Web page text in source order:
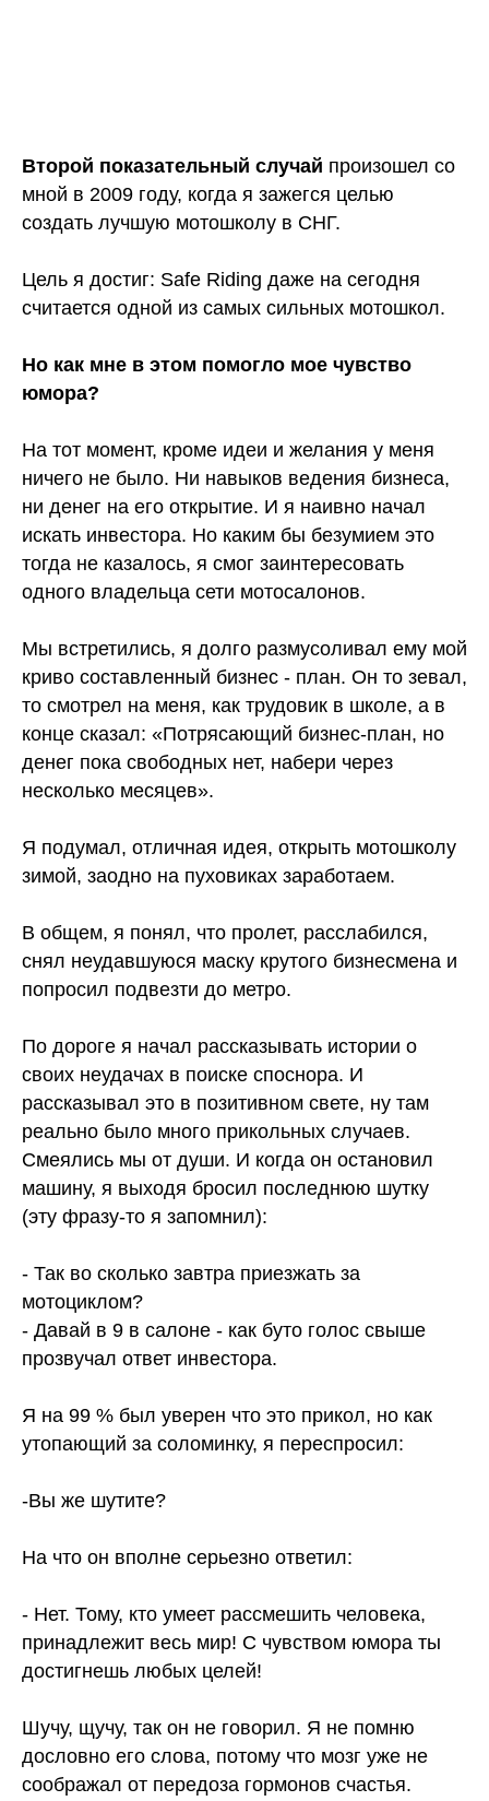
Второй показательный случай произошел со
мной в 2009 году, когда я зажегся целью
создать лучшую мотошколу в СНГ.
Цель я достиг: Safe Riding даже на сегодня
считается одной из самых сильных мотошкол.
Но как мне в этом помогло мое чувство
юмора?
На тот момент, кроме идеи и желания у меня
ничего не было. Ни навыков ведения бизнеса,
ни денег на его открытие. И я наивно начал
искать инвестора. Но каким бы безумием это
тогда не казалось, я смог заинтересовать
одного владельца сети мотосалонов.
Мы встретились, я долго размусоливал ему мой
криво составленный бизнес - план. Он то зевал,
то смотрел на меня, как трудовик в школе, а в
конце сказал: «Потрясающий бизнес-план, но
денег пока свободных нет, набери через
несколько месяцев».
Я подумал, отличная идея, открыть мотошколу
зимой, заодно на пуховиках заработаем.
В общем, я понял, что пролет, расслабился,
снял неудавшуюся маску крутого бизнесмена и
попросил подвезти до метро.
По дороге я начал рассказывать истории о
своих неудачах в поиске споснора. И
рассказывал это в позитивном свете, ну там
реально было много прикольных случаев.
Смеялись мы от души. И когда он остановил
машину, я выходя бросил последнюю шутку
(эту фразу-то я запомнил):
- Так во сколько завтра приезжать за
мотоциклом?
- Давай в 9 в салоне - как буто голос свыше
прозвучал ответ инвестора.
Я на 99 % был уверен что это прикол, но как
утопающий за соломинку, я переспросил:
-Вы же шутите?
На что он вполне серьезно ответил:
- Нет. Тому, кто умеет рассмешить человека,
принадлежит весь мир! С чувством юмора ты
достигнешь любых целей!
Шучу, щучу, так он не говорил. Я не помню
дословно его слова, потому что мозг уже не
соображал от передоза гормонов счастья.